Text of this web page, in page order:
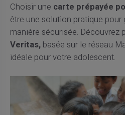
Choisir une carte prépayée
être une solution pratique pour
manière sécurisée. Découvrez
Veritas,basée sur le réseau
idéale pour votre adolescent.